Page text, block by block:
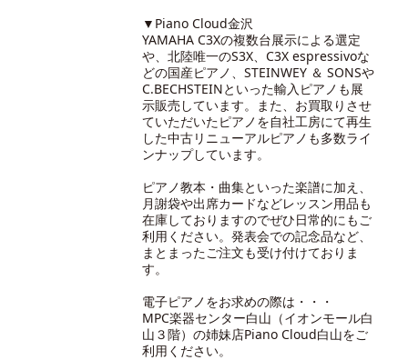
▼Piano Cloud金沢
YAMAHA C3Xの複数台展示による選定
や、北陸唯一のS3X、C3X espressivoな
どの国産ピアノ、STEINWEY ＆ SONSや
C.BECHSTEINといった輸入ピアノも展
示販売しています。また、お買取りさせ
ていただいたピアノを自社工房にて再生
した中古リニューアルピアノも多数ライ
ンナップしています。
ピアノ教本・曲集といった楽譜に加え、
月謝袋や出席カードなどレッスン用品も
在庫しておりますのでぜひ日常的にもご
利用ください。発表会での記念品など、
まとまったご注文も受け付けておりま
す。
電子ピアノをお求めの際は・・・
MPC楽器センター白山（イオンモール白
山３階）の姉妹店Piano Cloud白山をご
利用ください。